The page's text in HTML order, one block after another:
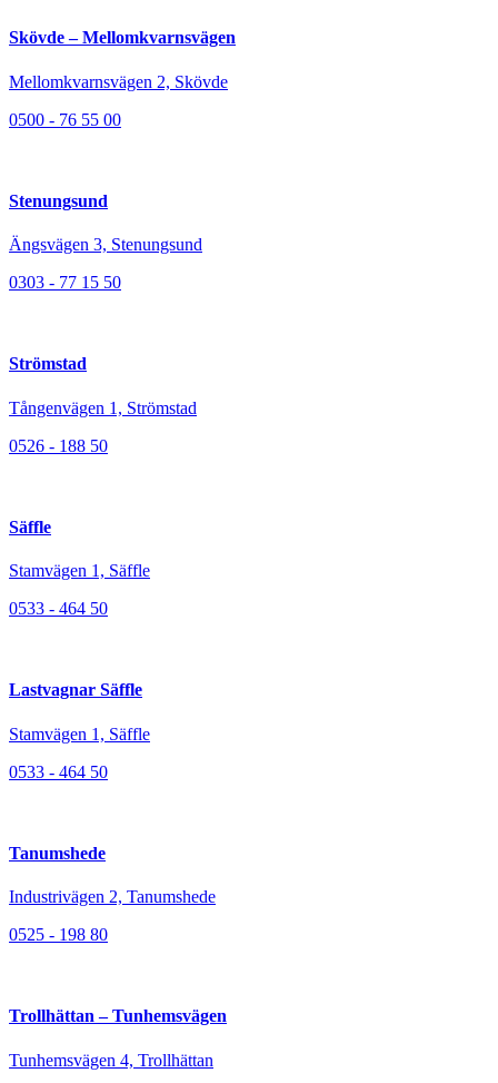
Skövde – Mellomkvarnsvägen
Mellomkvarnsvägen 2, Skövde
0500 - 76 55 00
Stenungsund
Ängsvägen 3, Stenungsund
0303 - 77 15 50
Strömstad
Tångenvägen 1, Strömstad
0526 - 188 50
Säffle
Stamvägen 1, Säffle
0533 - 464 50
Lastvagnar Säffle
Stamvägen 1, Säffle
0533 - 464 50
Tanumshede
Industrivägen 2, Tanumshede
0525 - 198 80
Trollhättan – Tunhemsvägen
Tunhemsvägen 4, Trollhättan